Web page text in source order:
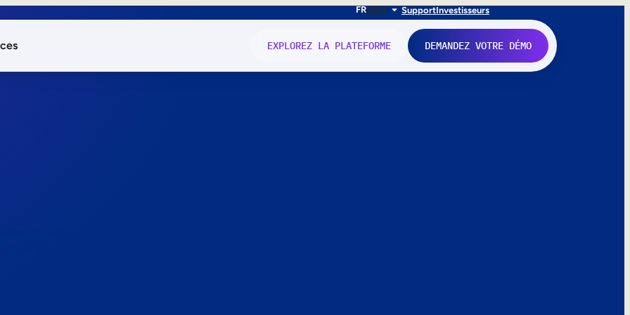
FRENIT SupportInvestisseurs
EXPLOREZ LA PLATEFORME DEMANDEZ VOTRE DÉMO